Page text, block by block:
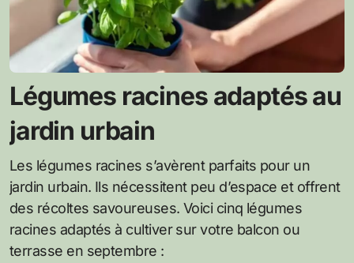
Légumes racines adaptés au
jardin urbain
Les légumes racines s’avèrent parfaits pour un
jardin urbain. Ils nécessitent peu d’espace et offrent
des récoltes savoureuses. Voici cinq légumes
racines adaptés à cultiver sur votre balcon ou
terrasse en septembre :